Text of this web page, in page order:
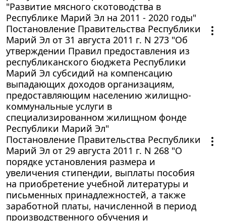
"Развитие мясного скотоводства в
Республике Марий Эл на 2011 - 2020 годы"
Постановление Правительства Республики
Марий Эл от 31 августа 2011 г. N 273 "Об
утверждении Правил предоставления из
республиканского бюджета Республики
Марий Эл субсидий на компенсацию
выпадающих доходов организациям,
предоставляющим населению жилищно-
коммунальные услуги в
специализированном жилищном фонде
Республики Марий Эл"
Постановление Правительства Республики
Марий Эл от 29 августа 2011 г. N 268 "О
порядке установления размера и
увеличения стипендии, выплаты пособия
на приобретение учебной литературы и
письменных принадлежностей, а также
заработной платы, начисленной в период
производственного обучения и